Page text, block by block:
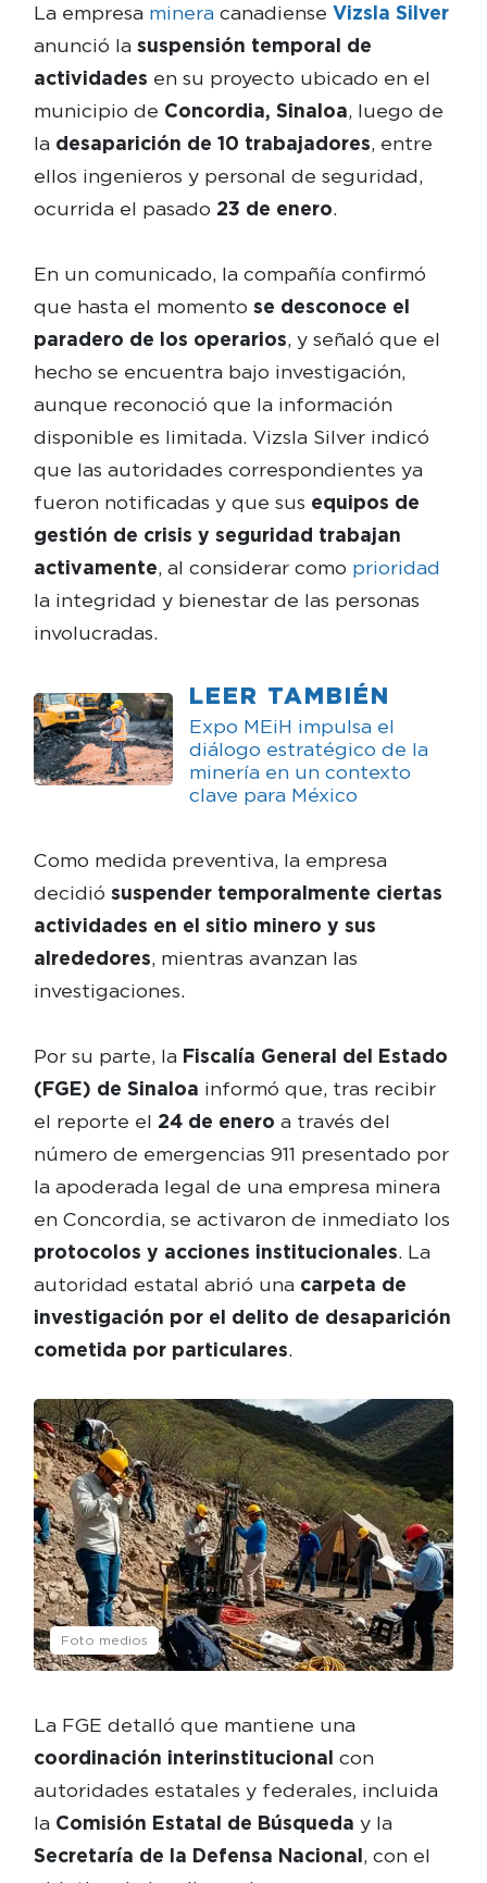
La empresa minera canadiense Vizsla Silver
anunció la suspensión temporal de
actividades en su proyecto ubicado en el
municipio de Concordia, Sinaloa, luego de
la desaparición de 10 trabajadores, entre
ellos ingenieros y personal de seguridad,
ocurrida el pasado 23 de enero.
En un comunicado, la compañía confirmó
que hasta el momento se desconoce el
paradero de los operarios, y señaló que el
hecho se encuentra bajo investigación,
aunque reconoció que la información
disponible es limitada. Vizsla Silver indicó
que las autoridades correspondientes ya
fueron notificadas y que sus equipos de
gestión de crisis y seguridad trabajan
activamente, al considerar como prioridad
la integridad y bienestar de las personas
involucradas.
LEER TAMBIÉN
Expo MEiH impulsa el
diálogo estratégico de la
minería en un contexto
clave para México
Como medida preventiva, la empresa
decidió suspender temporalmente ciertas
actividades en el sitio minero y sus
alrededores, mientras avanzan las
investigaciones.
Por su parte, la Fiscalía General del Estado
(FGE) de Sinaloa informó que, tras recibir
el reporte el 24 de enero a través del
número de emergencias 911 presentado por
la apoderada legal de una empresa minera
en Concordia, se activaron de inmediato los
protocolos y acciones institucionales. La
autoridad estatal abrió una carpeta de
investigación por el delito de desaparición
cometida por particulares.
Foto medios
La FGE detalló que mantiene una
coordinación interinstitucional con
autoridades estatales y federales, incluida
la Comisión Estatal de Búsqueda y la
Secretaría de la Defensa Nacional, con el